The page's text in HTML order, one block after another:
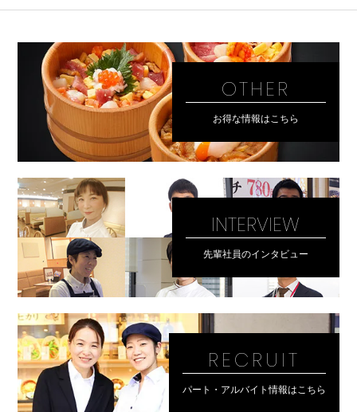
OTHER
お得な情報はこちら
INTERVIEW
先輩社員のインタビュー
RECRUIT
パート・アルバイト情報はこちら